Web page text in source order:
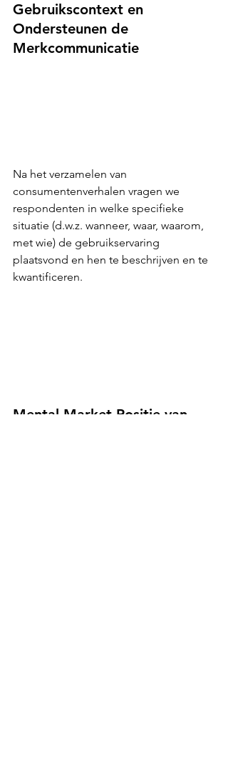
Gebruikscontext en
Ondersteunen de
Merkcommunicatie
Na het verzamelen van
consumentenverhalen vragen we
respondenten in welke specifieke
situatie (d.w.z. wanneer, waar, waarom,
met wie) de gebruikservaring
plaatsvond en hen te beschrijven en te
kwantificeren.
Mental Market Positie van